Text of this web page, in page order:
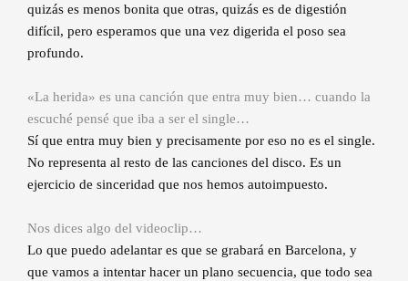
quizás es menos bonita que otras, quizás es de digestión
difícil, pero esperamos que una vez digerida el poso sea
profundo.
«La herida» es una canción que entra muy bien… cuando la
escuché pensé que iba a ser el single…
Sí que entra muy bien y precisamente por eso no es el single.
No representa al resto de las canciones del disco. Es un
ejercicio de sinceridad que nos hemos autoimpuesto.
Nos dices algo del videoclip…
Lo que puedo adelantar es que se grabará en Barcelona, y
que vamos a intentar hacer un plano secuencia, que todo sea